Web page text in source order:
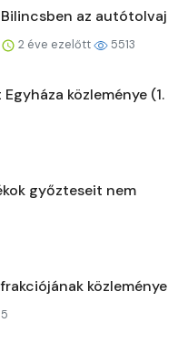
Bilincsben az autótolvaj
2 éve ezelőtt 5513
közleménye (1.
győzteseit nem
közleménye